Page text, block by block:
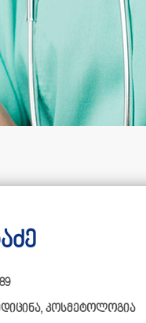
, კოსმეტოლოგია